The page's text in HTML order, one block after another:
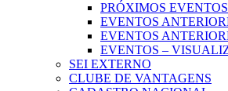
PRÓXIMOS EVENTOS
EVENTOS
EVENTOS
EVENTOS –
SEI EXTERNO
CLUBE DE VANTAGENS